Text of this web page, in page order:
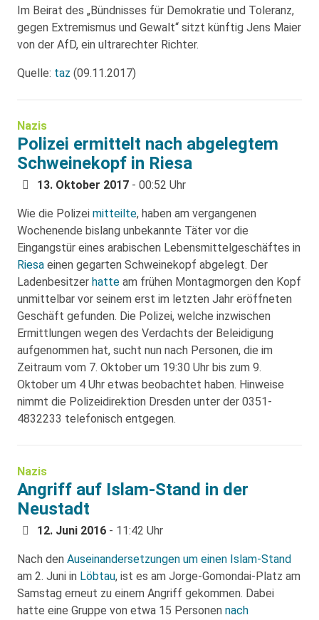
Im Beirat des „Bündnisses für Demokratie und Toleranz,
gegen Extremismus und Gewalt“ sitzt künftig Jens Maier
von der AfD, ein ultrarechter Richter.
Quelle: taz (09.11.2017)
Nazis
Polizei ermittelt nach abgelegtem
Schweinekopf in Riesa
13. Oktober 2017 - 00:52 Uhr
Wie die Polizei mitteilte, haben am vergangenen
Wochenende bislang unbekannte Täter vor die
Eingangstür eines arabischen Lebensmittelgeschäftes in
Riesa einen gegarten Schweinekopf abgelegt. Der
Ladenbesitzer hatte am frühen Montagmorgen den Kopf
unmittelbar vor seinem erst im letzten Jahr eröffneten
Geschäft gefunden. Die Polizei, welche inzwischen
Ermittlungen wegen des Verdachts der Beleidigung
aufgenommen hat, sucht nun nach Personen, die im
Zeitraum vom 7. Oktober um 19:30 Uhr bis zum 9.
Oktober um 4 Uhr etwas beobachtet haben. Hinweise
nimmt die Polizeidirektion Dresden unter der 0351-
4832233 telefonisch entgegen.
Nazis
Angriff auf Islam-Stand in der
Neustadt
12. Juni 2016 - 11:42 Uhr
Nach den Auseinandersetzungen um einen Islam-Stand
am 2. Juni in Löbtau, ist es am Jorge-Gomondai-Platz am
Samstag erneut zu einem Angriff gekommen. Dabei
hatte eine Gruppe von etwa 15 Personen nach